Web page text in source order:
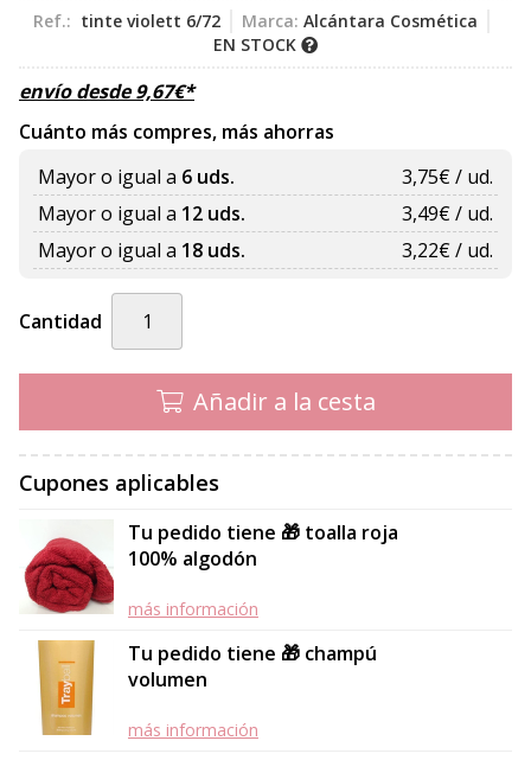
Ref.: tinte violett 6/72 Marca: Alcántara Cosmética
EN STOCK
envío desde9,67€*
Cuánto más compres, más ahorras
Mayor o igual a 6 uds. 3,75€ / ud.
Mayor o igual a 12 uds. 3,49€ / ud.
Mayor o igual a 18 uds. 3,22€ / ud.
Cantidad
Añadir a la cesta
Cupones aplicables
Tu pedido tiene 🎁 toalla roja
100% algodón
más información
Tu pedido tiene 🎁 champú
volumen
más información